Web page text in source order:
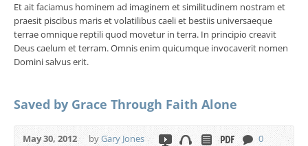
Et ait faciamus hominem ad imaginem et similitudinem nostram et
praesit piscibus maris et volatilibus caeli et bestiis universaeque
terrae omnique reptili quod movetur in terra. In principio creavit
Deus caelum et terram. Omnis enim quicumque invocaverit nomen
Domini salvus erit.
Saved by Grace Through Faith Alone
May 30, 2012 byGary Jones 0